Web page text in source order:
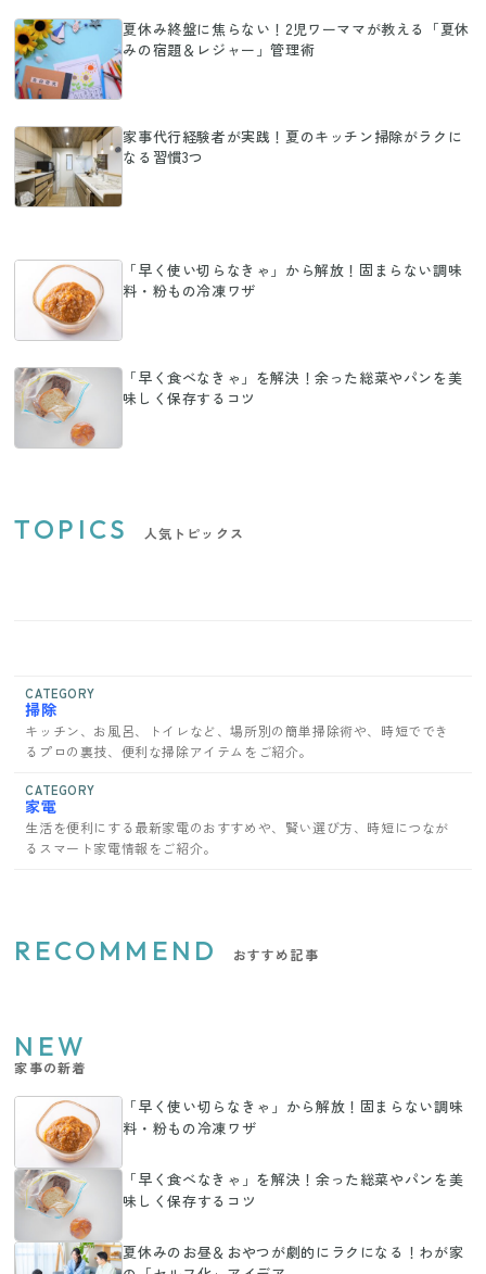
夏休み終盤に焦らない！2児ワーママが教える「夏休
みの宿題＆レジャー」管理術
家事代行経験者が実践！夏のキッチン掃除がラクに
なる習慣3つ
「早く使い切らなきゃ」から解放！固まらない調味
料・粉もの冷凍ワザ
「早く食べなきゃ」を解決！余った総菜やパンを美
味しく保存するコツ
TOPICS 人気トピックス
CATEGORY
掃除
キッチン、お風呂、トイレなど、場所別の簡単掃除術や、時短ででき
るプロの裏技、便利な掃除アイテムをご紹介。
CATEGORY
家電
生活を便利にする最新家電のおすすめや、賢い選び方、時短につなが
るスマート家電情報をご紹介。
RECOMMEND おすすめ記事
NEW
家事の新着
「早く使い切らなきゃ」から解放！固まらない調味
料・粉もの冷凍ワザ
「早く食べなきゃ」を解決！余った総菜やパンを美
味しく保存するコツ
夏休みのお昼＆おやつが劇的にラクになる！わが家